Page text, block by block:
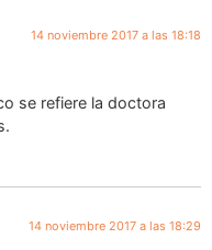
14 noviembre 2017 a las 18:18
se refiere la doctora
14 noviembre 2017 a las 18:29